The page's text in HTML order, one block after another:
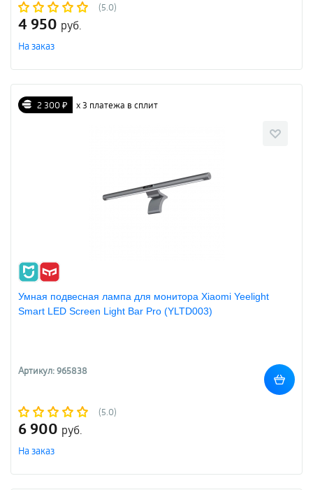
(5.0)
4 950 руб.
На заказ
2 300 ₽ х 3 платежа в сплит
Умная подвесная лампа для монитора Xiaomi Yeelight
Smart LED Screen Light Bar Pro (YLTD003)
Артикул: 965838
(5.0)
6 900 руб.
На заказ